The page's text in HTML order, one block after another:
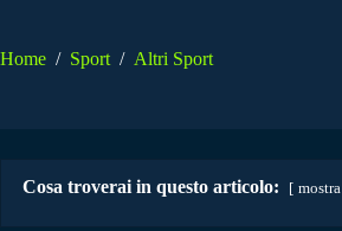
Home / Sport / Altri Sport
Cosa troverai in questo articolo: mostra